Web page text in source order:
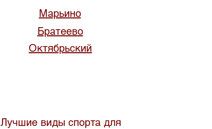
Марьино
Братеево
Октябрьский
Лучшие виды спорта для